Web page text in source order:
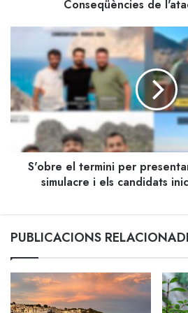
Conseqüències de
termini
per
presentar-
se
als
del
simulacre
la
S'obre el termini per
simulacre i els candidats
PUBLICACIONS